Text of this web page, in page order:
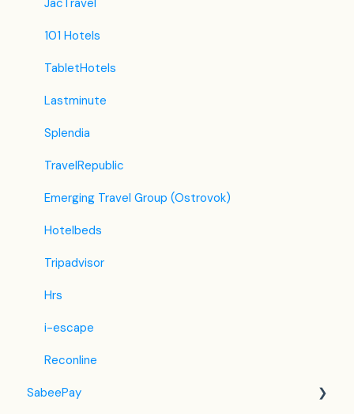
JacTravel
101 Hotels
TabletHotels
Lastminute
Splendia
TravelRepublic
Emerging Travel Group (Ostrovok)
Hotelbeds
Tripadvisor
Hrs
i-escape
Reconline
SabeePay